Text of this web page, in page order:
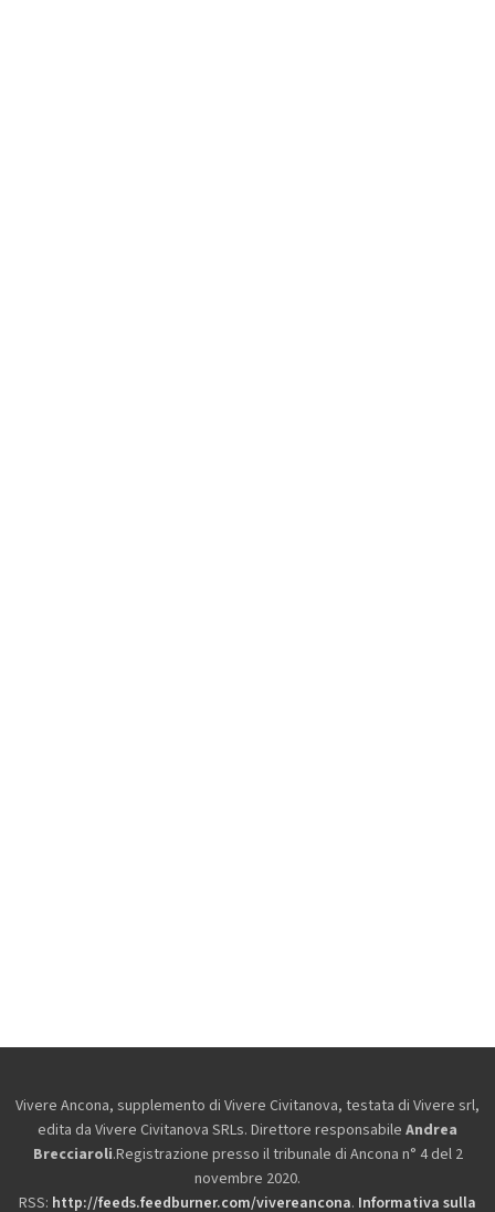
Vivere Ancona, supplemento di Vivere Civitanova, testata di Vivere srl,
edita da Vivere Civitanova SRLs. Direttore responsabile Andrea
Brecciaroli.Registrazione presso il tribunale di Ancona n° 4 del 2
novembre 2020.
RSS: http://feeds.feedburner.com/vivereancona. Informativa sulla